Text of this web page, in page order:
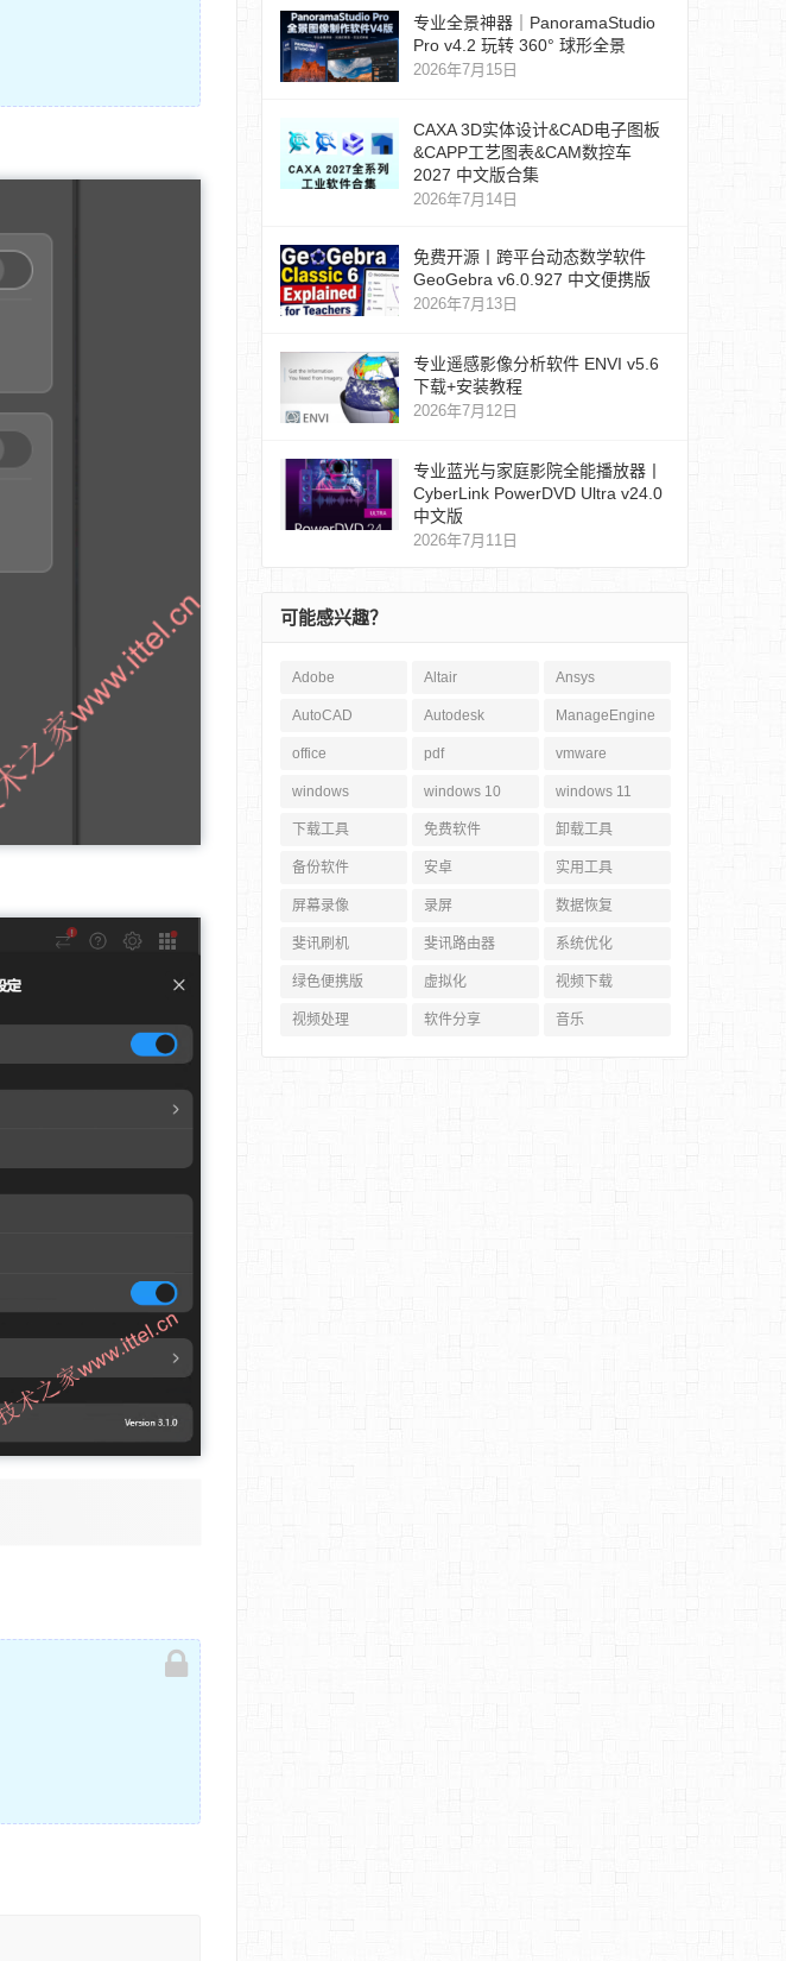
专业全景神器｜PanoramaStudio
Pro v4.2 玩转 360° 球形全景
2026年7月15日
CAXA 3D实体设计&CAD电子图板
&CAPP工艺图表&CAM数控车
2027 中文版合集
2026年7月14日
免费开源丨跨平台动态数学软件
GeoGebra v6.0.927 中文便携版
2026年7月13日
专业遥感影像分析软件 ENVI v5.6
下载+安装教程
2026年7月12日
专业蓝光与家庭影院全能播放器丨
CyberLink PowerDVD Ultra v24.0
中文版
2026年7月11日
可能感兴趣？
Adobe Altair Ansys
AutoCAD Autodesk ManageEngine
office pdf vmware
windows windows 10 windows 11
下载工具 免费软件 卸载工具
备份软件 安卓 实用工具
屏幕录像 录屏 数据恢复
斐讯刷机 斐讯路由器 系统优化
绿色便携版 虚拟化 视频下载
视频处理 软件分享 音乐